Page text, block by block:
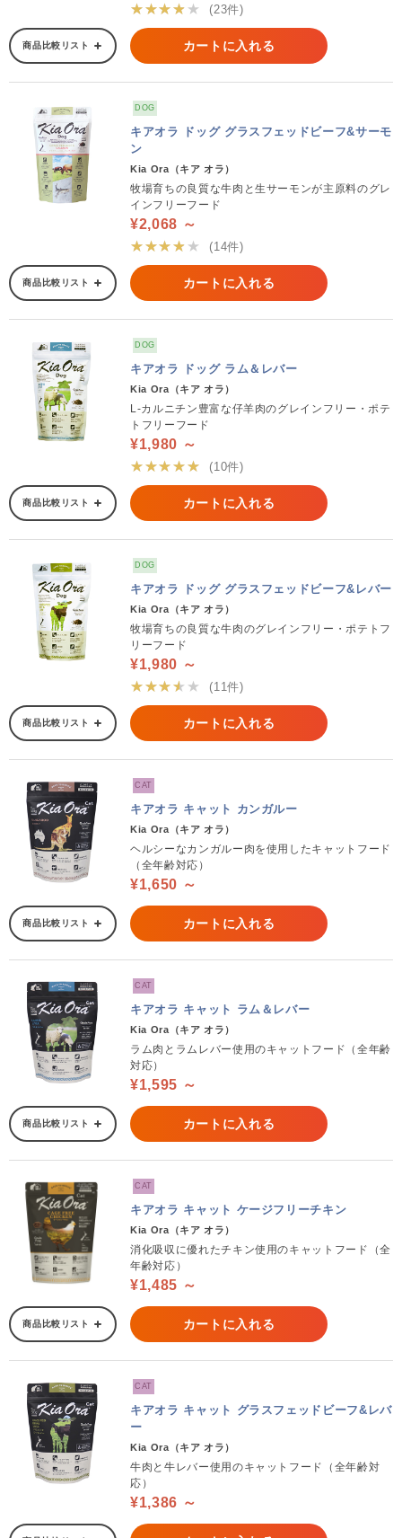
★★★★★
(23件)
商品比較リスト カートに入れる
DOG
キアオラ ドッグ グラスフェッドビーフ&サーモ
ン
Kia Ora（キア オラ）
牧場育ちの良質な牛肉と生サーモンが主原料のグレ
インフリーフード
¥2,068 ～
★★★★★
(14件)
商品比較リスト カートに入れる
DOG
キアオラ ドッグ ラム＆レバー
Kia Ora（キア オラ）
L-カルニチン豊富な仔羊肉のグレインフリー・ポテ
トフリーフード
¥1,980 ～
★★★★★
(10件)
商品比較リスト カートに入れる
DOG
キアオラ ドッグ グラスフェッドビーフ&レバー
Kia Ora（キア オラ）
牧場育ちの良質な牛肉のグレインフリー・ポテトフ
リーフード
¥1,980 ～
★★★★★
(11件)
商品比較リスト カートに入れる
CAT
キアオラ キャット カンガルー
Kia Ora（キア オラ）
ヘルシーなカンガルー肉を使用したキャットフード
（全年齢対応）
¥1,650 ～
商品比較リスト カートに入れる
CAT
キアオラ キャット ラム＆レバー
Kia Ora（キア オラ）
ラム肉とラムレバー使用のキャットフード（全年齢
対応）
¥1,595 ～
商品比較リスト カートに入れる
CAT
キアオラ キャット ケージフリーチキン
Kia Ora（キア オラ）
消化吸収に優れたチキン使用のキャットフード（全
年齢対応）
¥1,485 ～
商品比較リスト カートに入れる
CAT
キアオラ キャット グラスフェッドビーフ&レバ
ー
Kia Ora（キア オラ）
牛肉と牛レバー使用のキャットフード（全年齢対
応）
¥1,386 ～